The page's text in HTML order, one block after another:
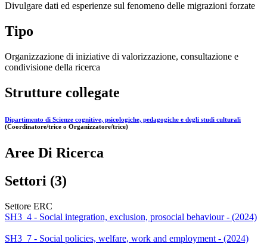
Divulgare dati ed esperienze sul fenomeno delle migrazioni forzate
Tipo
Organizzazione di iniziative di valorizzazione, consultazione e
condivisione della ricerca
Strutture collegate
Dipartimento di Scienze cognitive, psicologiche, pedagogiche e degli studi culturali
(Coordinatore/trice o Organizzatore/trice)
Aree Di Ricerca
Settori (3)
Settore ERC
SH3_4 - Social integration, exclusion, prosocial behaviour - (2024)
SH3_7 - Social policies, welfare, work and employment - (2024)